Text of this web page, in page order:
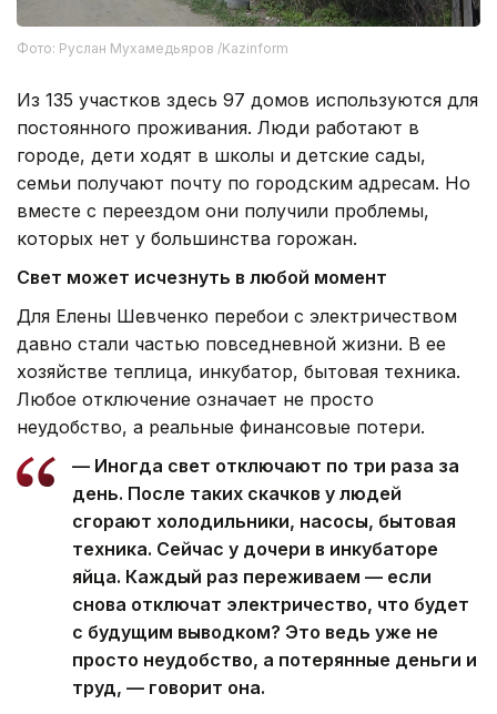
Фото: Руслан Мухамедьяров /Kazinform
Из 135 участков здесь 97 домов используются для
постоянного проживания. Люди работают в
городе, дети ходят в школы и детские сады,
семьи получают почту по городским адресам. Но
вместе с переездом они получили проблемы,
которых нет у большинства горожан.
Свет может исчезнуть в любой момент
Для Елены Шевченко перебои с электричеством
давно стали частью повседневной жизни. В ее
хозяйстве теплица, инкубатор, бытовая техника.
Любое отключение означает не просто
неудобство, а реальные финансовые потери.
— Иногда свет отключают по три раза за
день. После таких скачков у людей
сгорают холодильники, насосы, бытовая
техника. Сейчас у дочери в инкубаторе
яйца. Каждый раз переживаем — если
снова отключат электричество, что будет
с будущим выводком? Это ведь уже не
просто неудобство, а потерянные деньги и
труд, — говорит она.